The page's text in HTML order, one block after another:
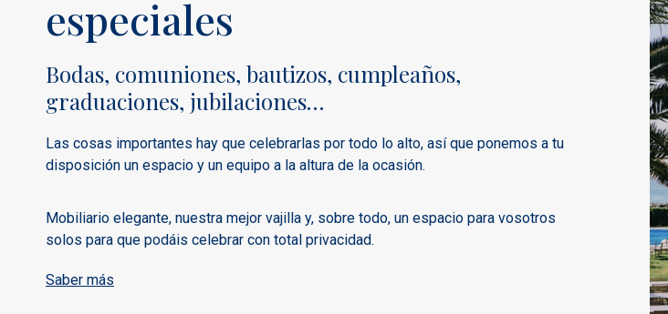
especiales
Bodas, comuniones, bautizos, cumpleaños,
graduaciones, jubilaciones…
Las cosas importantes hay que celebrarlas por todo lo alto, así que ponemos a tu
disposición un espacio y un equipo a la altura de la ocasión.
Mobiliario elegante, nuestra mejor vajilla y, sobre todo, un espacio para vosotros
solos para que podáis celebrar con total privacidad.
Saber más